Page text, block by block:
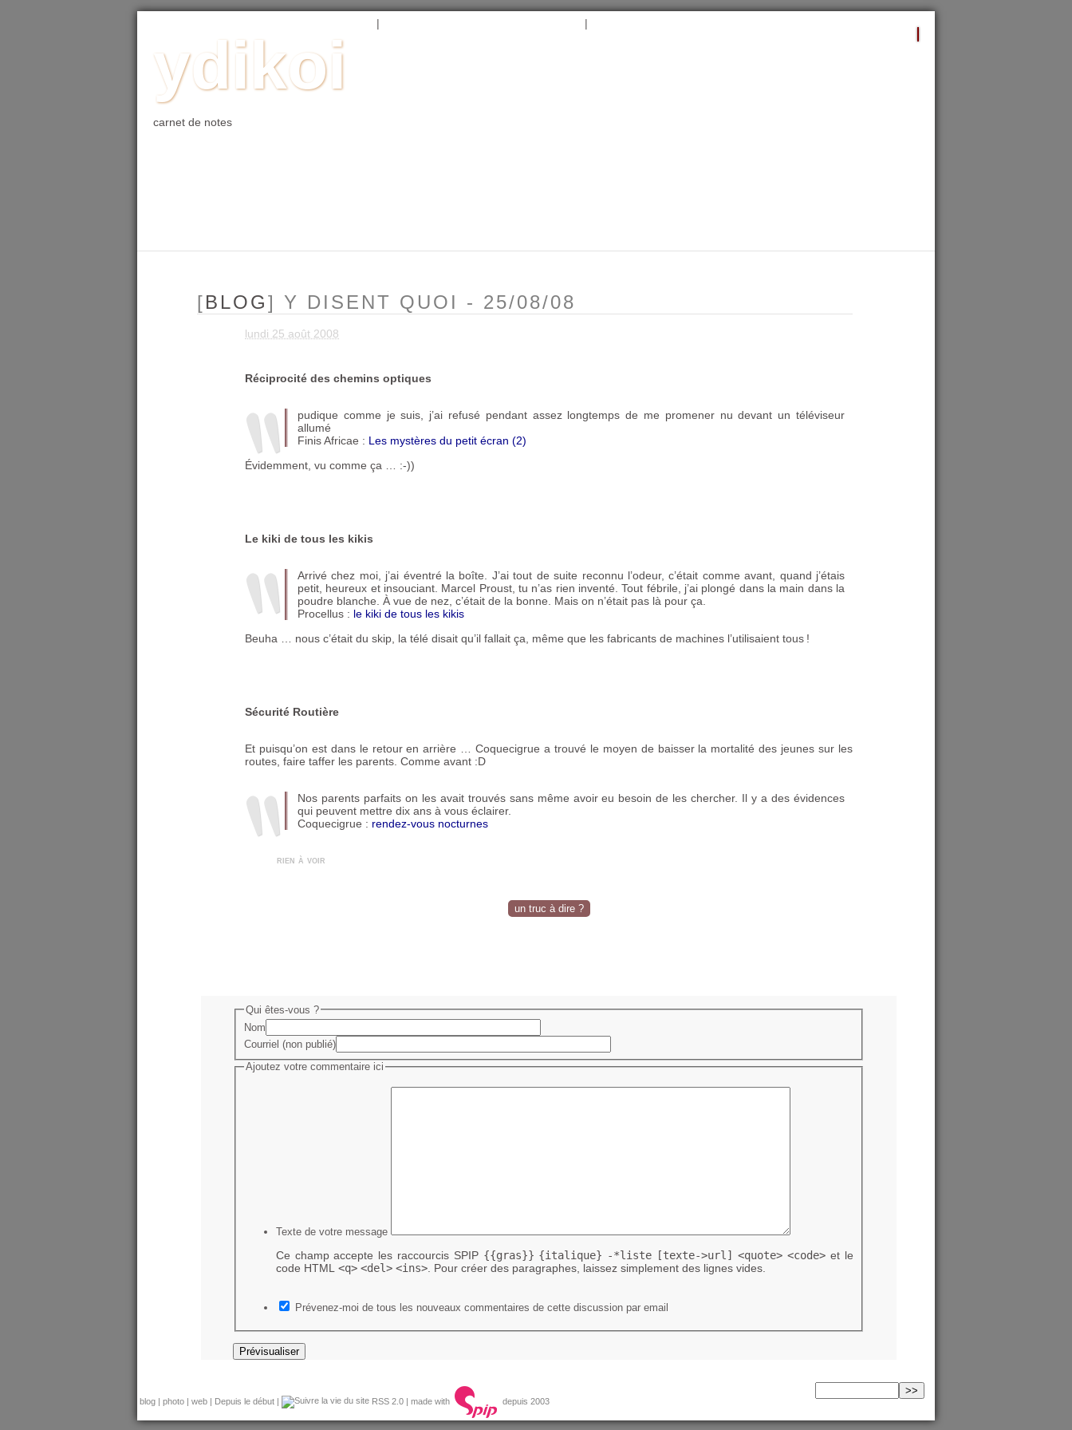
| |
ydikoi
carnet de notes
[BLOG] Y DISENT QUOI - 25/08/08
lundi 25 août 2008
Réciprocité des chemins optiques
pudique comme je suis, j’ai refusé pendant assez longtemps de me promener nu devant un téléviseur
allumé
Finis Africae : Les mystères du petit écran (2)
Évidemment, vu comme ça … :-))
Le kiki de tous les kikis
Arrivé chez moi, j’ai éventré la boîte. J’ai tout de suite reconnu l’odeur, c’était comme avant, quand j’étais
petit, heureux et insouciant. Marcel Proust, tu n’as rien inventé. Tout fébrile, j’ai plongé dans la main dans la
poudre blanche. À vue de nez, c’était de la bonne. Mais on n’était pas là pour ça.
Procellus : le kiki de tous les kikis
Beuha … nous c’était du skip, la télé disait qu’il fallait ça, même que les fabricants de machines l’utilisaient tous !
Sécurité Routière
Et puisqu’on est dans le retour en arrière … Coquecigrue a trouvé le moyen de baisser la mortalité des jeunes sur les
routes, faire taffer les parents. Comme avant :D
Nos parents parfaits on les avait trouvés sans même avoir eu besoin de les chercher. Il y a des évidences
qui peuvent mettre dix ans à vous éclairer.
Coquecigrue : rendez-vous nocturnes
rien à voir
un truc à dire ?
Qui êtes-vous ?
Nom
Courriel (non publié)
Ajoutez votre commentaire ici
Texte de votre message
Ce champ accepte les raccourcis SPIP {{gras}} {italique} -*liste [texte->url] <quote> <code>et le
code HTML <q> <del> <ins>. Pour créer des paragraphes, laissez simplement des lignes vides.
Prévenez-moi de tous les nouveaux commentaires de cette discussion par email
blog | photo | web | Depuis le début | RSS 2.0 | made with depuis 2003